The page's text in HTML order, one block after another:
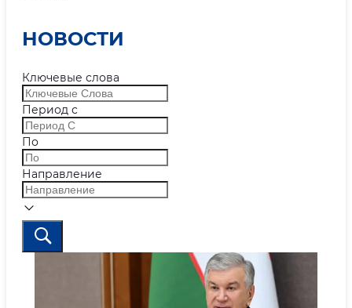
НОВОСТИ
Ключевые слова
Период с
По
Направление